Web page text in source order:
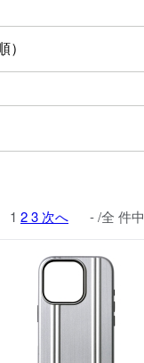
1 23 次へ - /全 件中